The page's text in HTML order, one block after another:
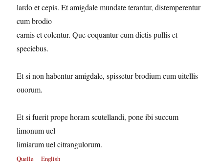
lardo et cepis. Et amigdale mundate terantur, distemperentur
cum brodio
carnis et colentur. Que coquantur cum dictis pullis et
speciebus.
Et si non habentur amigdale, spissetur brodium cum uitellis
ouorum.
Et si fuerit prope horam scutellandi, pone ibi succum
limonum uel
limiarum uel citrangulorum.
Quelle English